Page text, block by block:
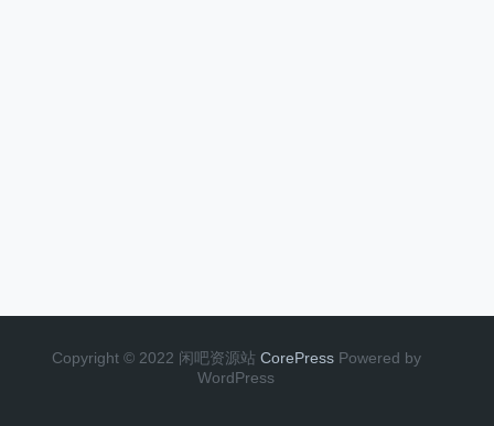
Copyright © 2022 闲吧资源站 CorePress Powered by
WordPress